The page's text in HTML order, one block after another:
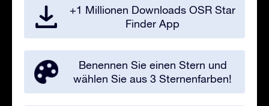
+1 Millionen Downloads OSR Star
Finder App
Benennen Sie einen Stern und
wählen Sie aus 3 Sternenfarben!